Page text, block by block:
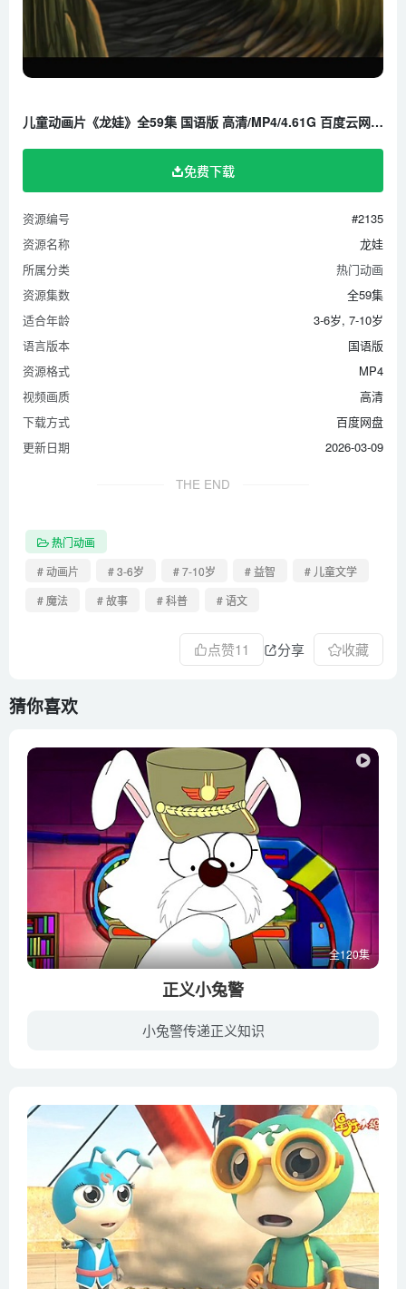
第31集 核桃林
第32集 龙娃归来
第33集 山核桃王
第35集 亚布力
第38集 地下油龙
第39集 红螺姑娘
第40集 大鳇鱼
第41集 鱼蟾之争
第42集 雪花仙子
第43集 北琴海
第44集 莲花湖
第46集 龙娃化龙
第47集 蛇姐出走
第51集 太阳神塔
第52集 红松故乡
第53集 红松松宝
第57集 银蟾得手
第59集 龙在人间
儿童动画片《龙娃》全59集 国语版 高清/MP4/4.61G 百度云网盘下载
免费下载
资源编号
#2135
资源名称
龙娃
所属分类
热门动画
资源集数
全59集
适合年龄
3-6岁, 7-10岁
语言版本
国语版
资源格式
MP4
视频画质
高清
下载方式
百度网盘
更新日期
2026-03-09
THE END
热门动画
# 动画片
# 3-6岁 # 7-10岁 # 益智
# 儿童文学
# 魔法
# 故事 # 科普 # 语文
点赞11 分享 收藏
猜你喜欢
全120集
正义小兔警
小兔警传递正义知识